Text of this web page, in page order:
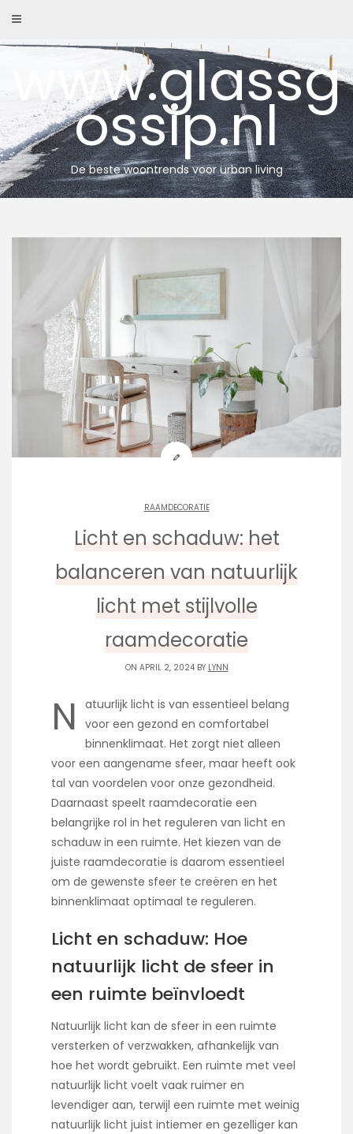
content
www.glassg
ossip.nl
De beste woontrends voor urban living
RAAMDECORATIE
Licht en schaduw: het
balanceren van natuurlijk
licht met stijlvolle
raamdecoratie
ON APRIL 2, 2024 BY LYNN
N
atuurlijk licht is van essentieel belang
voor een gezond en comfortabel
binnenklimaat. Het zorgt niet alleen
voor een aangename sfeer, maar heeft ook
tal van voordelen voor onze gezondheid.
Daarnaast speelt raamdecoratie een
belangrijke rol in het reguleren van licht en
schaduw in een ruimte. Het kiezen van de
juiste raamdecoratie is daarom essentieel
om de gewenste sfeer te creëren en het
binnenklimaat optimaal te reguleren.
Licht en schaduw: Hoe
natuurlijk licht de sfeer in
een ruimte beïnvloedt
Natuurlijk licht kan de sfeer in een ruimte
versterken of verzwakken, afhankelijk van
hoe het wordt gebruikt. Een ruimte met veel
natuurlijk licht voelt vaak ruimer en
levendiger aan, terwijl een ruimte met weinig
natuurlijk licht juist intiemer en gezelliger kan